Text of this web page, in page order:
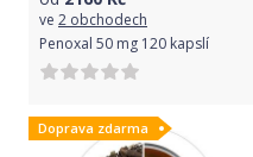
ve 2 obchodech
Penoxal 50 mg 120 kapslí
Doprava zdarma